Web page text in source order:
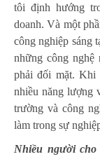
tôi định hướng
doanh. Và một
công nghiệp sáng
những công nghệ
phải đối mặt. Khi
nhiều năng lượng
trường và công
làm trong sự
Nhiều người